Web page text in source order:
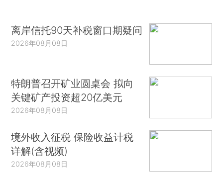
离岸信托90天补税窗口期疑问
2026年08月08日
特朗普召开矿业圆桌会 拟向
关键矿产投资超20亿美元
2026年08月08日
境外收入征税 保险收益计税
详解(含视频)
2026年08月08日